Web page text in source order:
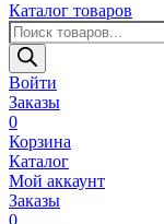
Каталог товаров
Поиск
товаров
Войти
Заказы
0
Корзина
Каталог
Мой аккаунт
Заказы
0